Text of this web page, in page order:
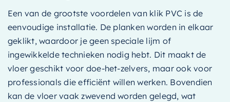
Een van de grootste voordelen van klik PVC is de
eenvoudige installatie. De planken worden in elkaar
geklikt, waardoor je geen speciale lijm of
ingewikkelde technieken nodig hebt. Dit maakt de
vloer geschikt voor doe-het-zelvers, maar ook voor
professionals die efficiënt willen werken. Bovendien
kan de vloer vaak zwevend worden gelegd, wat